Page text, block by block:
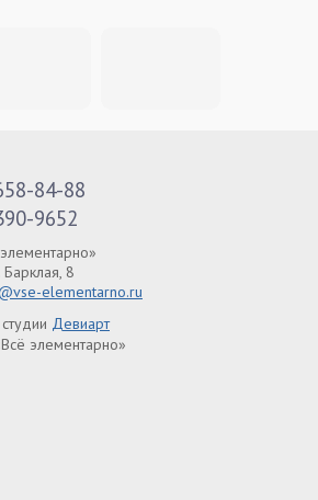
84-88
9652
8
elementarno.ru
Девиарт
элементарно»